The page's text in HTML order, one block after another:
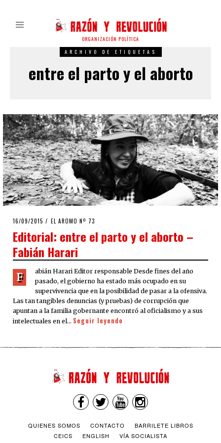
ORGANIZACIÓN POLÍTICA
ARCHIVO DE ETIQUETAS
entre el parto y el aborto
POSTED
16/09/2015 EL AROMO Nº 73
Editorial: entre el parto y el aborto –
Fabián Harari
F
abián Harari Editor responsable Desde fines del año
pasado, el gobierno ha estado más ocupado en su
supervivencia que en la posibilidad de pasar a la ofensiva.
Las tan tangibles denuncias (y pruebas) de corrupción que
apuntan a la familia gobernante encontró al oficialismo y a sus
intelectuales en el… Seguir leyendo
QUIENES SOMOS CONTACTO
BARRILETE LIBROS
CEICS
ENGLISH VÍA SOCIALISTA